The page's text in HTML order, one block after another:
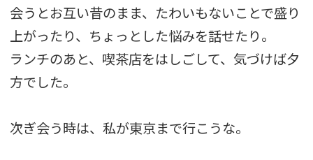
会うとお互い昔のまま、たわいもないことで盛り
上がったり、ちょっとした悩みを話せたり。
ランチのあと、喫茶店をはしごして、気づけば夕
方でした。
次ぎ会う時は、私が東京まで行こうな。